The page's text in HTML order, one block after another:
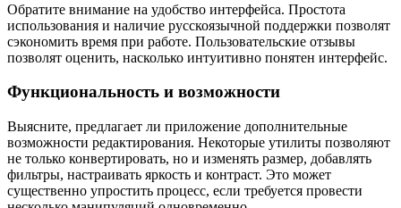
Обратите внимание на удобство интерфейса. Простота
использования и наличие русскоязычной поддержки позволят
сэкономить время при работе. Пользовательские отзывы
позволят оценить, насколько интуитивно понятен интерфейс.
Функциональность и возможности
Выясните, предлагает ли приложение дополнительные
возможности редактирования. Некоторые утилиты позволяют
не только конвертировать, но и изменять размер, добавлять
фильтры, настраивать яркость и контраст. Это может
существенно упростить процесс, если требуется провести